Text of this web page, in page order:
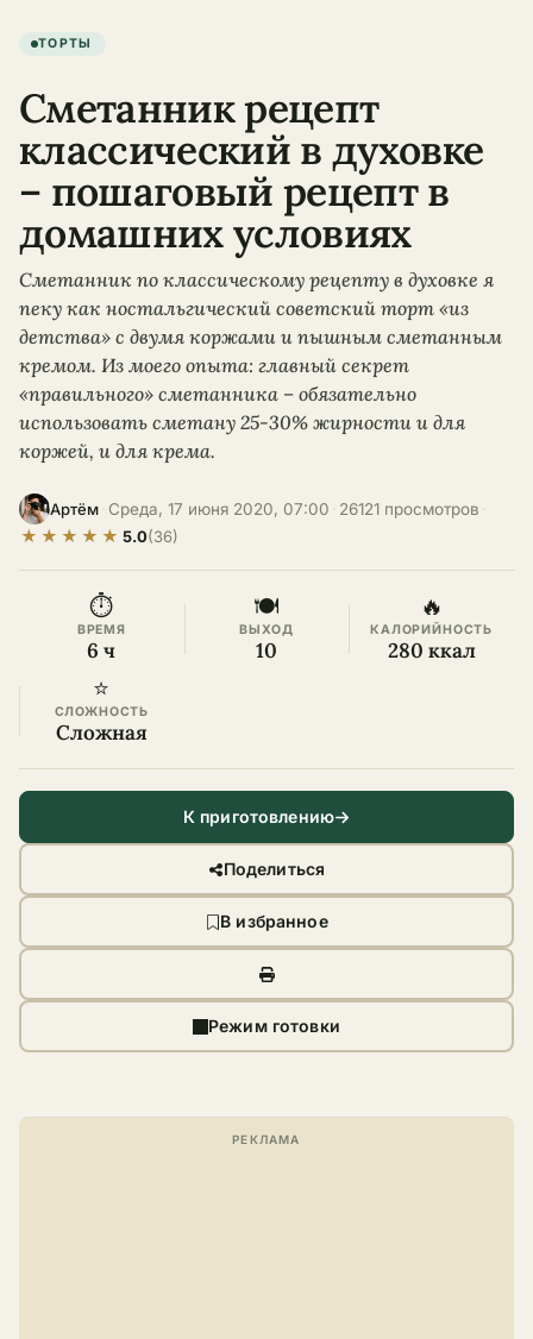
ТОРТЫ
Сметанник рецепт
классический в духовке
– пошаговый рецепт в
домашних условиях
Сметанник по классическому рецепту в духовке я
пеку как ностальгический советский торт «из
детства» с двумя коржами и пышным сметанным
кремом. Из моего опыта: главный секрет
«правильного» сметанника – обязательно
использовать сметану 25-30% жирности и для
коржей, и для крема.
Артём Среда, 17 июня 2020, 07:00 26121 просмотров
★ ★ ★ ★ ★ 5.0(36)
⏱
ВРЕМЯ
6 ч
🍽
ВЫХОД
10
🔥
КАЛОРИЙНОСТЬ
280 ккал
⭐
СЛОЖНОСТЬ
Сложная
К приготовлению
Поделиться
В избранное
Режим готовки